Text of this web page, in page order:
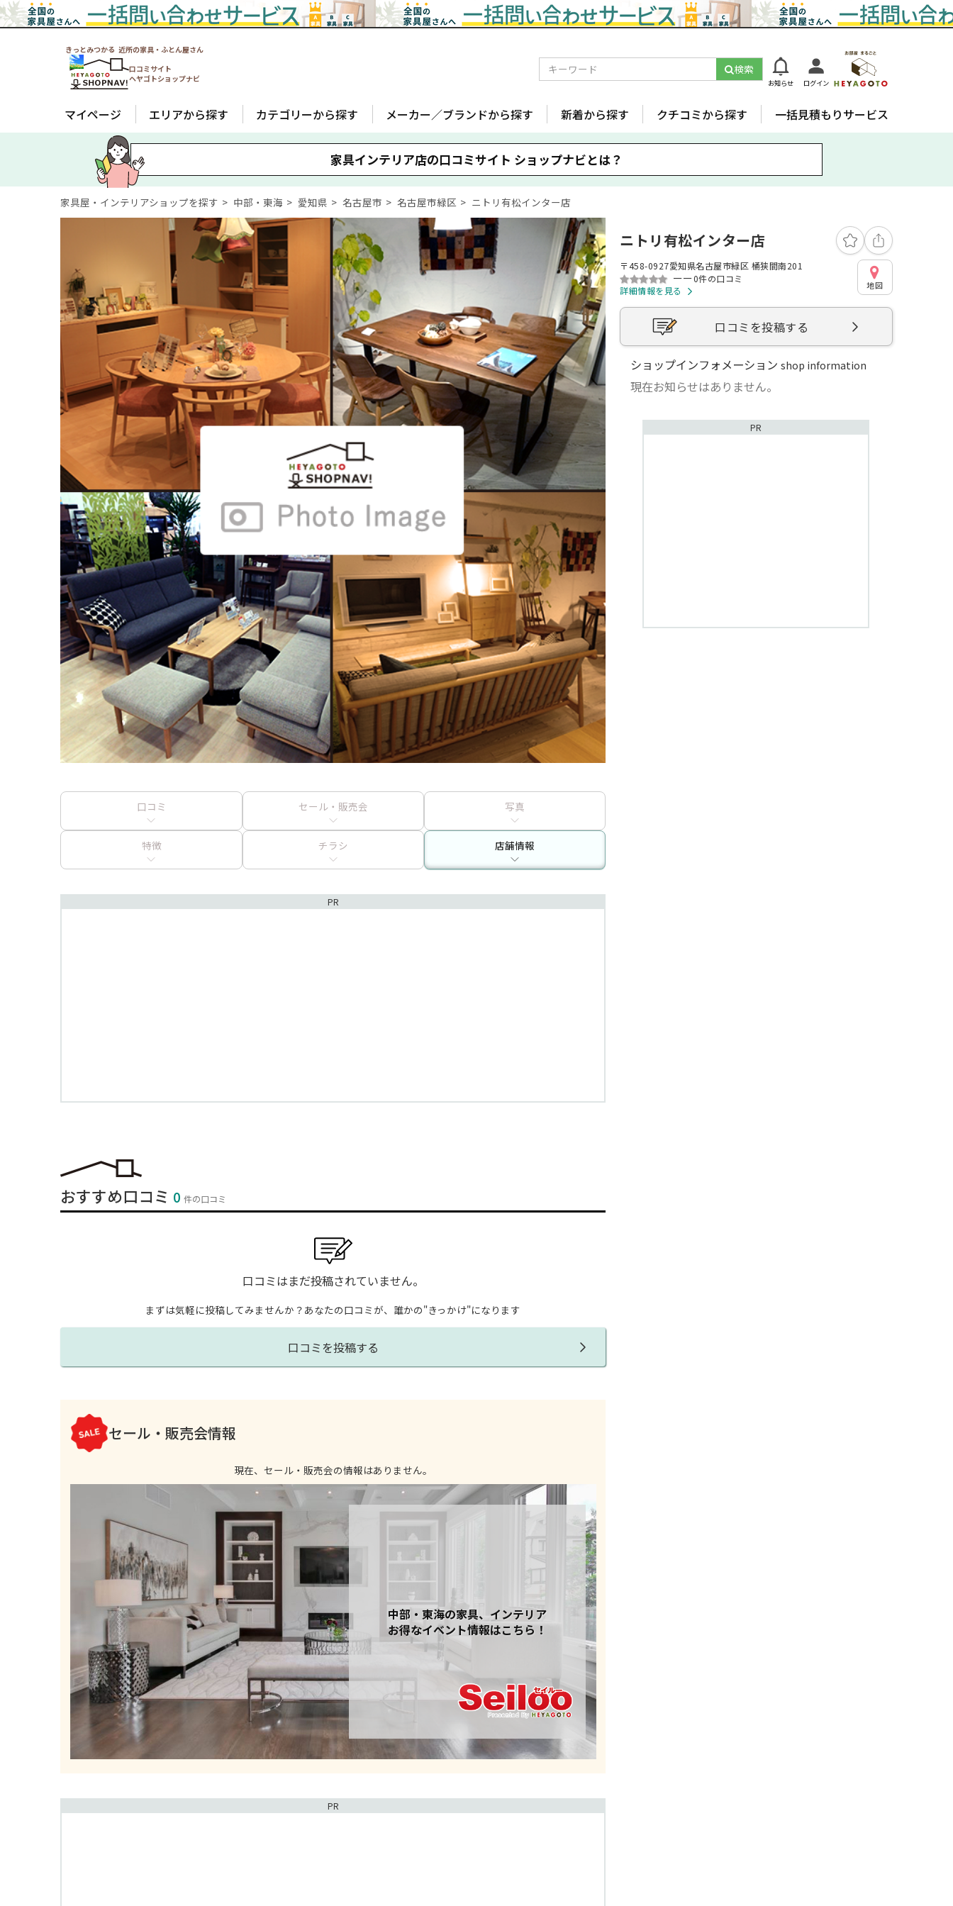
きっとみつかる 近所の家具・ふとん屋さん
口コミサイト
ヘヤゴトショップナビ
検索
お知らせ ログイン
マイページ エリアから探す カテゴリーから探す メーカー／ブランドから探す 新着から探す クチコミから探す 一括見積もりサービス
家具インテリア店の口コミサイト ショップナビとは？
家具屋・インテリアショップを探す 中部・東海 愛知県 名古屋市 名古屋市緑区 ニトリ有松インター店
ニトリ有松インター店
〒458-0927愛知県名古屋市緑区 桶狭間南201
ーー0件の口コミ
詳細情報を見る
地図
口コミを投稿する
ショップインフォメーションshop information
現在お知らせはありません。
PR
口コミ セール・販売会 写真
特徴 チラシ 店舗情報
PR
おすすめ口コミ 0件の口コミ
口コミはまだ投稿されていません。
まずは気軽に投稿してみませんか？ あなたの口コミが、誰かの"きっかけ"になります
口コミを投稿する
セール・販売会情報
現在、セール・販売会の情報はありません。
中部・東海の家具、インテリア
お得なイベント情報はこちら！
PR